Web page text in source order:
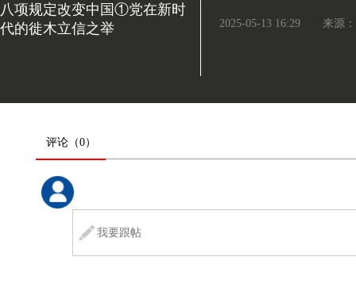
八项规定改变中国①党在新时
代的徙木立信之举
2025-05-13 16:29 来源
评论（0）